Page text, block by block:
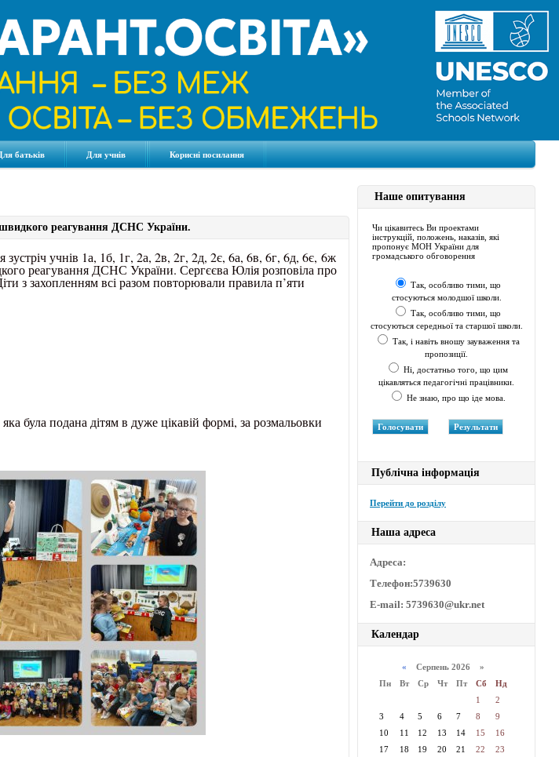
батьків Для учнів Корисні посилання
реагування ДСНС України.
зустріч учнів 1а, 1б, 1г, 2а, 2в, 2г, 2д, 2є, 6а, 6в, 6г, 6д, 6є, 6ж
реагування ДСНС України. Сергєєва Юлія розповіла про
з захопленням всі разом повторювали правила п’яти
була подана дітям в дуже цікавій формі, за розмальовки
Наше опитування
Чи цікавитесь Ви проектами
інструкцій, положень, наказів, які
пропонує МОН України для
громадського обговорення
Так, особливо тими, що
стосуються молодшої школи.
Так, особливо тими, що
стосуються середньої та старшої школи.
Так, і навіть вношу зауваження та
пропозиції.
Ні, достатньо того, що цим
цікавляться педагогічні працівники.
Не знаю, про що іде мова.
Публічна інформація
Перейти до розділу
Наша адреса
Адреса:
Телефон:5739630
E-mail: 5739630@ukr.net
Календар
« Серпень 2026 »
Пн
Вт Ср Чт Пт Сб
Нд
1
2
3
4 5 6 7 8
9
10
11 12 13 14 15
16
17
18 19 20 21 22
23